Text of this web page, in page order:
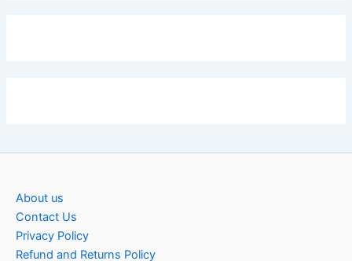
About us
Contact Us
Privacy Policy
Refund and Returns Policy